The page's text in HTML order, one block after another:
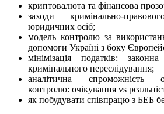
криптовалюта та фінансова
заходи кримінально-
юридичних осіб;
модель контролю за
допомоги Україні з боку
мінімізація податків:
кримінального переслідування;
аналітична спроможність
контролю: очікування vs
як побудувати співпрацю з БЕБ